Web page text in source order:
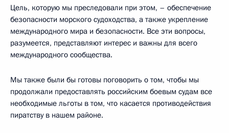
Цель, которую мы преследовали при этом, – обеспечение
безопасности морского судоходства, а также укрепление
международного мира и безопасности. Все эти вопросы,
разумеется, представляют интерес и важны для всего
международного сообщества.
Мы также были бы готовы поговорить о том, чтобы мы
продолжали предоставлять российским боевым судам все
необходимые льготы в том, что касается противодействия
пиратству в нашем районе.